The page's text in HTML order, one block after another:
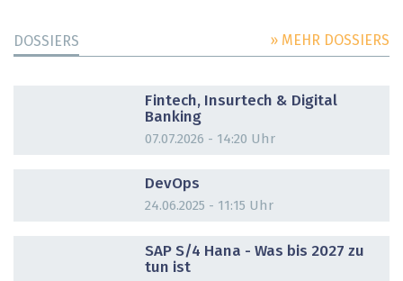
DOSSIERS » MEHR DOSSIERS
Fintech, Insurtech & Digital
Banking
07.07.2026 - 14:20 Uhr
DevOps
24.06.2025 - 11:15 Uhr
SAP S/4 Hana - Was bis 2027 zu
tun ist